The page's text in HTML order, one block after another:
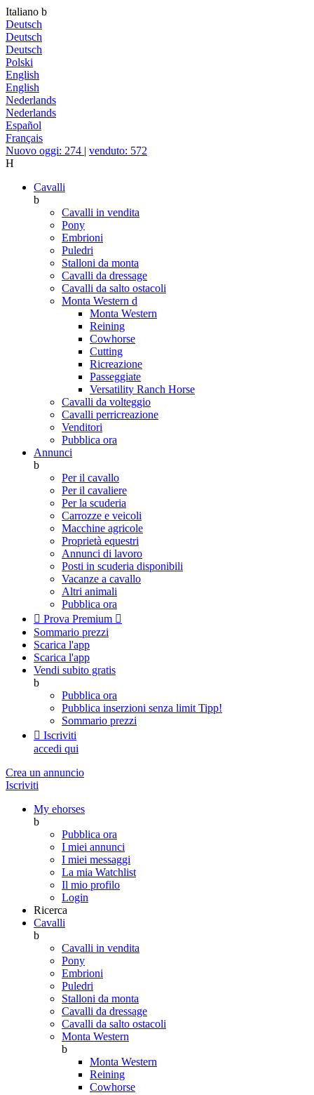
Italiano b
Deutsch
Deutsch
Deutsch
Polski
English
English
Nederlands
Nederlands
Español
Français
Nuovo oggi: 274 | venduto: 572
H
Cavalli
b
Cavalli in vendita
Pony
Embrioni
Puledri
Stalloni da monta
Cavalli da dressage
Cavalli da salto ostacoli
Monta Western d
Monta Western
Reining
Cowhorse
Cutting
Ricreazione
Passeggiate
Versatility Ranch Horse
Cavalli da volteggio
Cavalli perricreazione
Venditori
Pubblica ora
Annunci
b
Per il cavallo
Per il cavaliere
Per la scuderia
Carrozze e veicoli
Macchine agricole
Proprietà equestri
Annunci di lavoro
Posti in scuderia disponibili
Vacanze a cavallo
Altri animali
Pubblica ora
 Prova Premium 
Sommario prezzi
Scarica l'app
Scarica l'app
Vendi subito gratis
b
Pubblica ora
Pubblica inserzioni senza limit Tipp!
Sommario prezzi
 Iscriviti
accedi qui
Crea un annuncio
Iscriviti
My ehorses
b
Pubblica ora
I miei annunci
I miei messaggi
La mia Watchlist
Il mio profilo
Login
Ricerca
Cavalli
b
Cavalli in vendita
Pony
Embrioni
Puledri
Stalloni da monta
Cavalli da dressage
Cavalli da salto ostacoli
Monta Western
b
Monta Western
Reining
Cowhorse